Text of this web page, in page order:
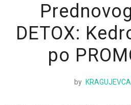
DETOX:
po
by